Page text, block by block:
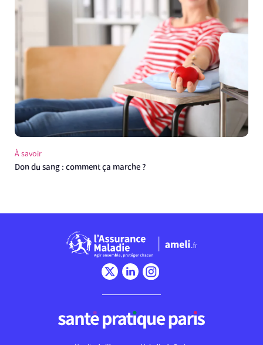
À savoir
Don du sang : comment ça marche ?